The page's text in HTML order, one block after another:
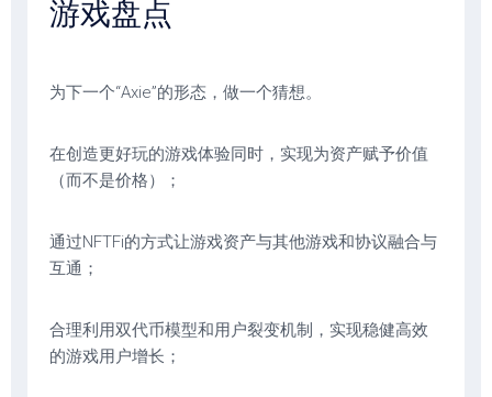
游戏盘点
为下一个“Axie”的形态，做一个猜想。
在创造更好玩的游戏体验同时，实现为资产赋予价值
（而不是价格）；
通过NFTFi的方式让游戏资产与其他游戏和协议融合与
互通；
合理利用双代币模型和用户裂变机制，实现稳健高效
的游戏用户增长；